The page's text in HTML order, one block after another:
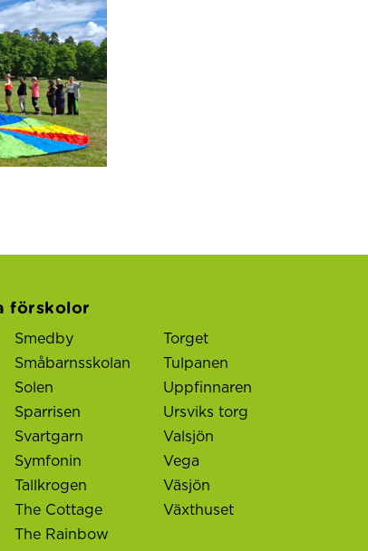
förskolor
Smedby
Småbarnsskolan
Solen
Sparrisen
Svartgarn
Symfonin
Tallkrogen
The Cottage
The Rainbow
Torget
Tulpanen
Uppfinnaren
Ursviks torg
Valsjön
Vega
Väsjön
Växthuset